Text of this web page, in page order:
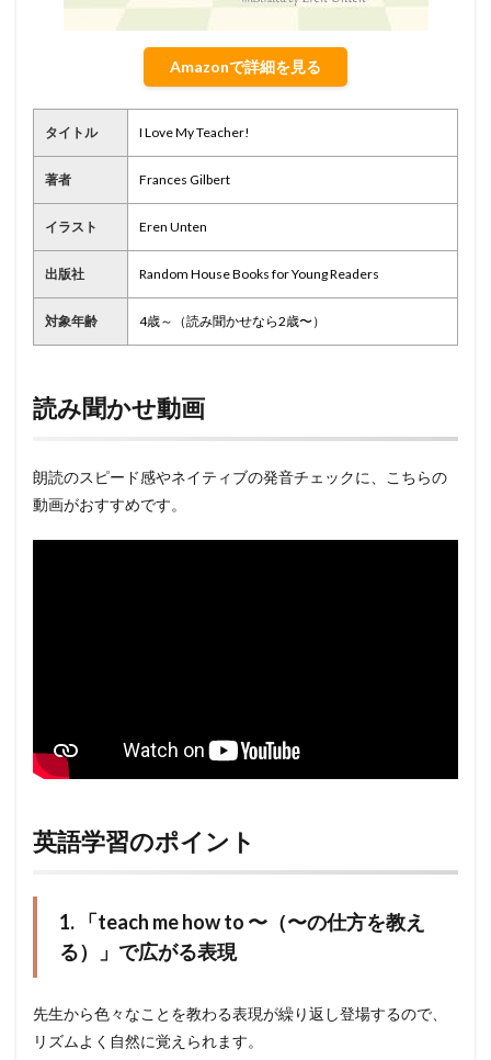
Amazonで詳細を見る
タイトル I Love My Teacher!
著者 Frances Gilbert
イラスト Eren Unten
出版社 Random House Books for Young Readers
対象年齢 4歳～（読み聞かせなら2歳〜）
読み聞かせ動画
朗読のスピード感やネイティブの発音チェックに、こちらの
動画がおすすめです。
英語学習のポイント
1. 「teach me how to 〜（〜の仕方を教え
る）」で広がる表現
先生から色々なことを教わる表現が繰り返し登場するので、
リズムよく自然に覚えられます。